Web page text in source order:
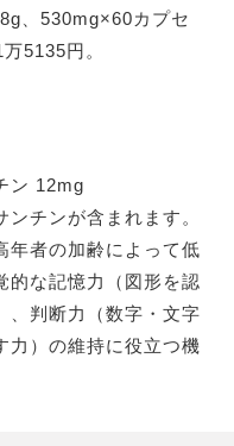
、530mg×60カプセ
5135円。
ン 12mg
チンが含まれます。
年者の加齢によって低
的な記憶力（図形を認
、判断力（数字・文字
力）の維持に役立つ機